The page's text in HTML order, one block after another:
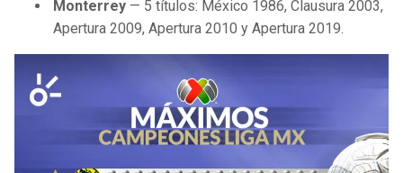
Monterrey — 5 títulos: México 1986, Clausura 2003,
Apertura 2009, Apertura 2010 y Apertura 2019.